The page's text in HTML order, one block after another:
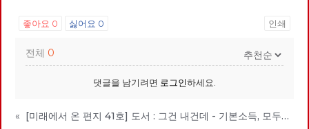
좋아요 0 싫어요 0 인쇄
전체 0
댓글을 남기려면 로그인하세요.
«
[미래에서 온 편지 41호] 도서 : 그건 내건데 - 기본소득, 모두가 차별없이 찾아야 할 권리